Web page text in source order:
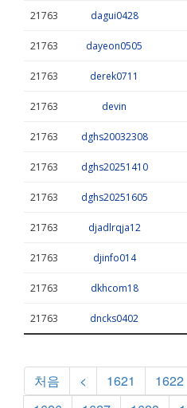
21763 dagui0428
21763 dayeon0505
21763 derek0711
21763 devin
21763 dghs20032308
21763 dghs20251410
21763 dghs20251605
21763 djadlrqja12
21763 djinfo014
21763 dkhcom18
21763 dncks0402
처음 < 1621 1622